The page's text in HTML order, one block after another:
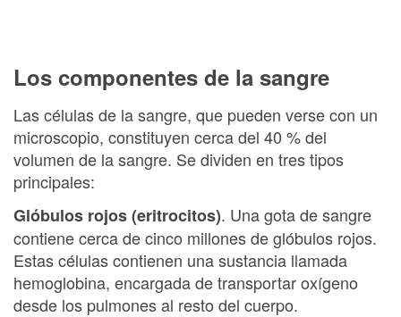
Los componentes de la sangre
Las células de la sangre, que pueden verse con un
microscopio, constituyen cerca del 40 % del
volumen de la sangre. Se dividen en tres tipos
principales:
Glóbulos rojos (eritrocitos). Una gota de sangre
contiene cerca de cinco millones de glóbulos rojos.
Estas células contienen una sustancia llamada
hemoglobina, encargada de transportar oxígeno
desde los pulmones al resto del cuerpo.